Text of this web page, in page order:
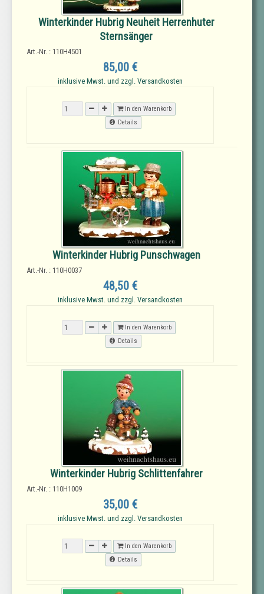
Winterkinder Hubrig Neuheit Herrenhuter
Sternsänger
Art.-Nr. : 110H4501
85,00 €
inklusive Mwst. und zzgl. Versandkosten
In den Warenkorb
Details
Winterkinder Hubrig Punschwagen
Art.-Nr. : 110H0037
48,50 €
inklusive Mwst. und zzgl. Versandkosten
In den Warenkorb
Details
Winterkinder Hubrig Schlittenfahrer
Art.-Nr. : 110H1009
35,00 €
inklusive Mwst. und zzgl. Versandkosten
In den Warenkorb
Details